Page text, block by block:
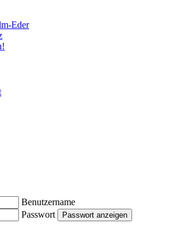
Eder
Benutzername
Passwort
Passwort anzeigen